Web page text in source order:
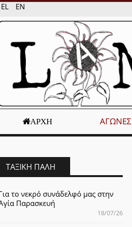
EL EN
ΑΡΧΉ ΑΓΏΝΕΣ
ΤΑΞΙΚΉ ΠΆΛΗ
το νεκρό συνάδελφό μας στην
Παρασκευή
18/07/26